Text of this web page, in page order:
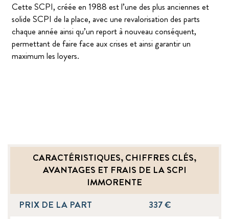
Cette SCPI, créée en 1988 est l’une des plus anciennes et
solide SCPI de la place, avec une revalorisation des parts
chaque année ainsi qu’un report à nouveau conséquent,
permettant de faire face aux crises et ainsi garantir un
maximum les loyers.
CARACTÉRISTIQUES, CHIFFRES CLÉS,
AVANTAGES ET FRAIS DE LA SCPI
IMMORENTE
PRIX DE LA PART
337 €